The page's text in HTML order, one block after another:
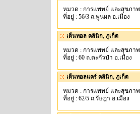
หมวด : การแพทย์ และสุขภาพ
ที่อยู่ : 56/3 ถ.พูนผล อ.เมือง
เด็นทอล คลินิก, ภูเก็ต
หมวด : การแพทย์ และสุขภาพ
ที่อยู่ : 60 ถ.ตะกั่วป่า อ.เมือง
เด็นทอลแคร์ คลินิก, ภูเก็ต
หมวด : การแพทย์ และสุขภาพ
ที่อยู่ : 62/5 ถ.รัษฎา อ.เมือง